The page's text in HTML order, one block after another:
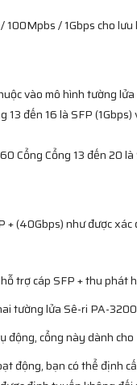
/ 1Gbps cho
vào mô hình tường lửa
13 đến 16 là SFP
Cổng Cổng 13 đến 20
+ (40Gbps) như được
trợ cáp SFP + thu phát
tường lửa Sê-ri PA-
động, cổng này dành
động, bạn có thể định